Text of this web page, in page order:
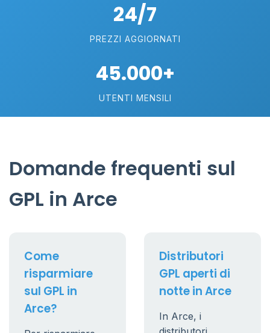
24/7
PREZZI AGGIORNATI
45.000+
UTENTI MENSILI
Domande frequenti sul
GPL in Arce
Come
risparmiare
sul GPL in
Arce?
Distributori
GPL aperti di
notte in Arce
In Arce, i